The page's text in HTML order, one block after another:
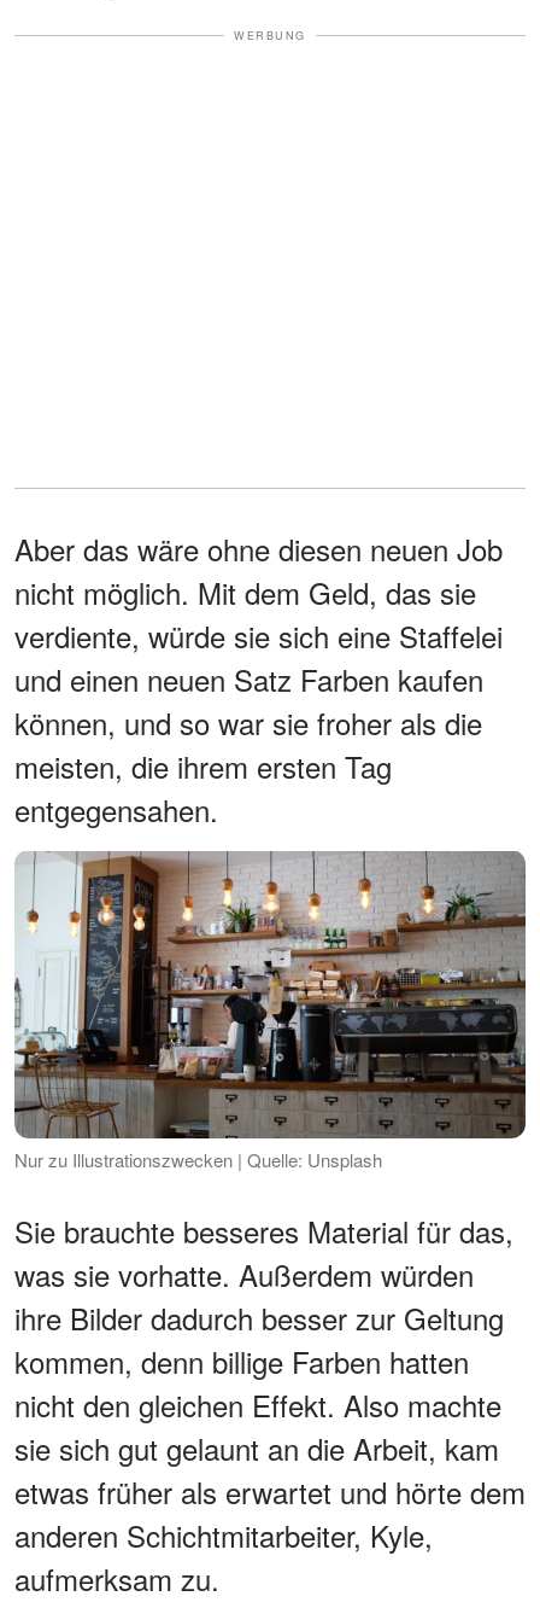
WERBUNG
Aber das wäre ohne diesen neuen Job
nicht möglich. Mit dem Geld, das sie
verdiente, würde sie sich eine Staffelei
und einen neuen Satz Farben kaufen
können, und so war sie froher als die
meisten, die ihrem ersten Tag
entgegensahen.
Nur zu Illustrationszwecken | Quelle: Unsplash
Sie brauchte besseres Material für das,
was sie vorhatte. Außerdem würden
ihre Bilder dadurch besser zur Geltung
kommen, denn billige Farben hatten
nicht den gleichen Effekt. Also machte
sie sich gut gelaunt an die Arbeit, kam
etwas früher als erwartet und hörte dem
anderen Schichtmitarbeiter, Kyle,
aufmerksam zu.